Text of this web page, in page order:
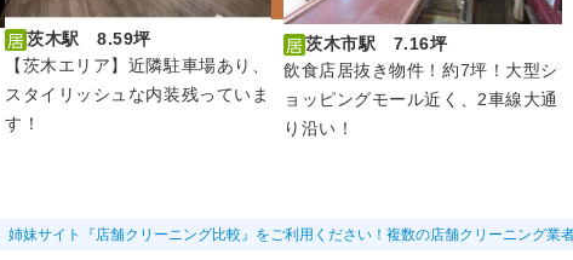
茨木駅 8.59坪
【茨木エリア】近隣駐車場あり、
スタイリッシュな内装残っていま
す！
茨木市駅 7.16坪
飲食店居抜き物件！約7坪！大型シ
ョッピングモール近く、2車線大通
り沿い！
姉妹サイト『店舗クリーニング比較』をご利用ください！複数の店舗クリーニング業